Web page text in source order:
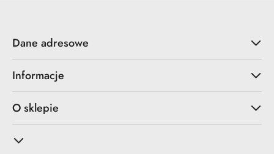
Dane adresowe
Informacje
O sklepie